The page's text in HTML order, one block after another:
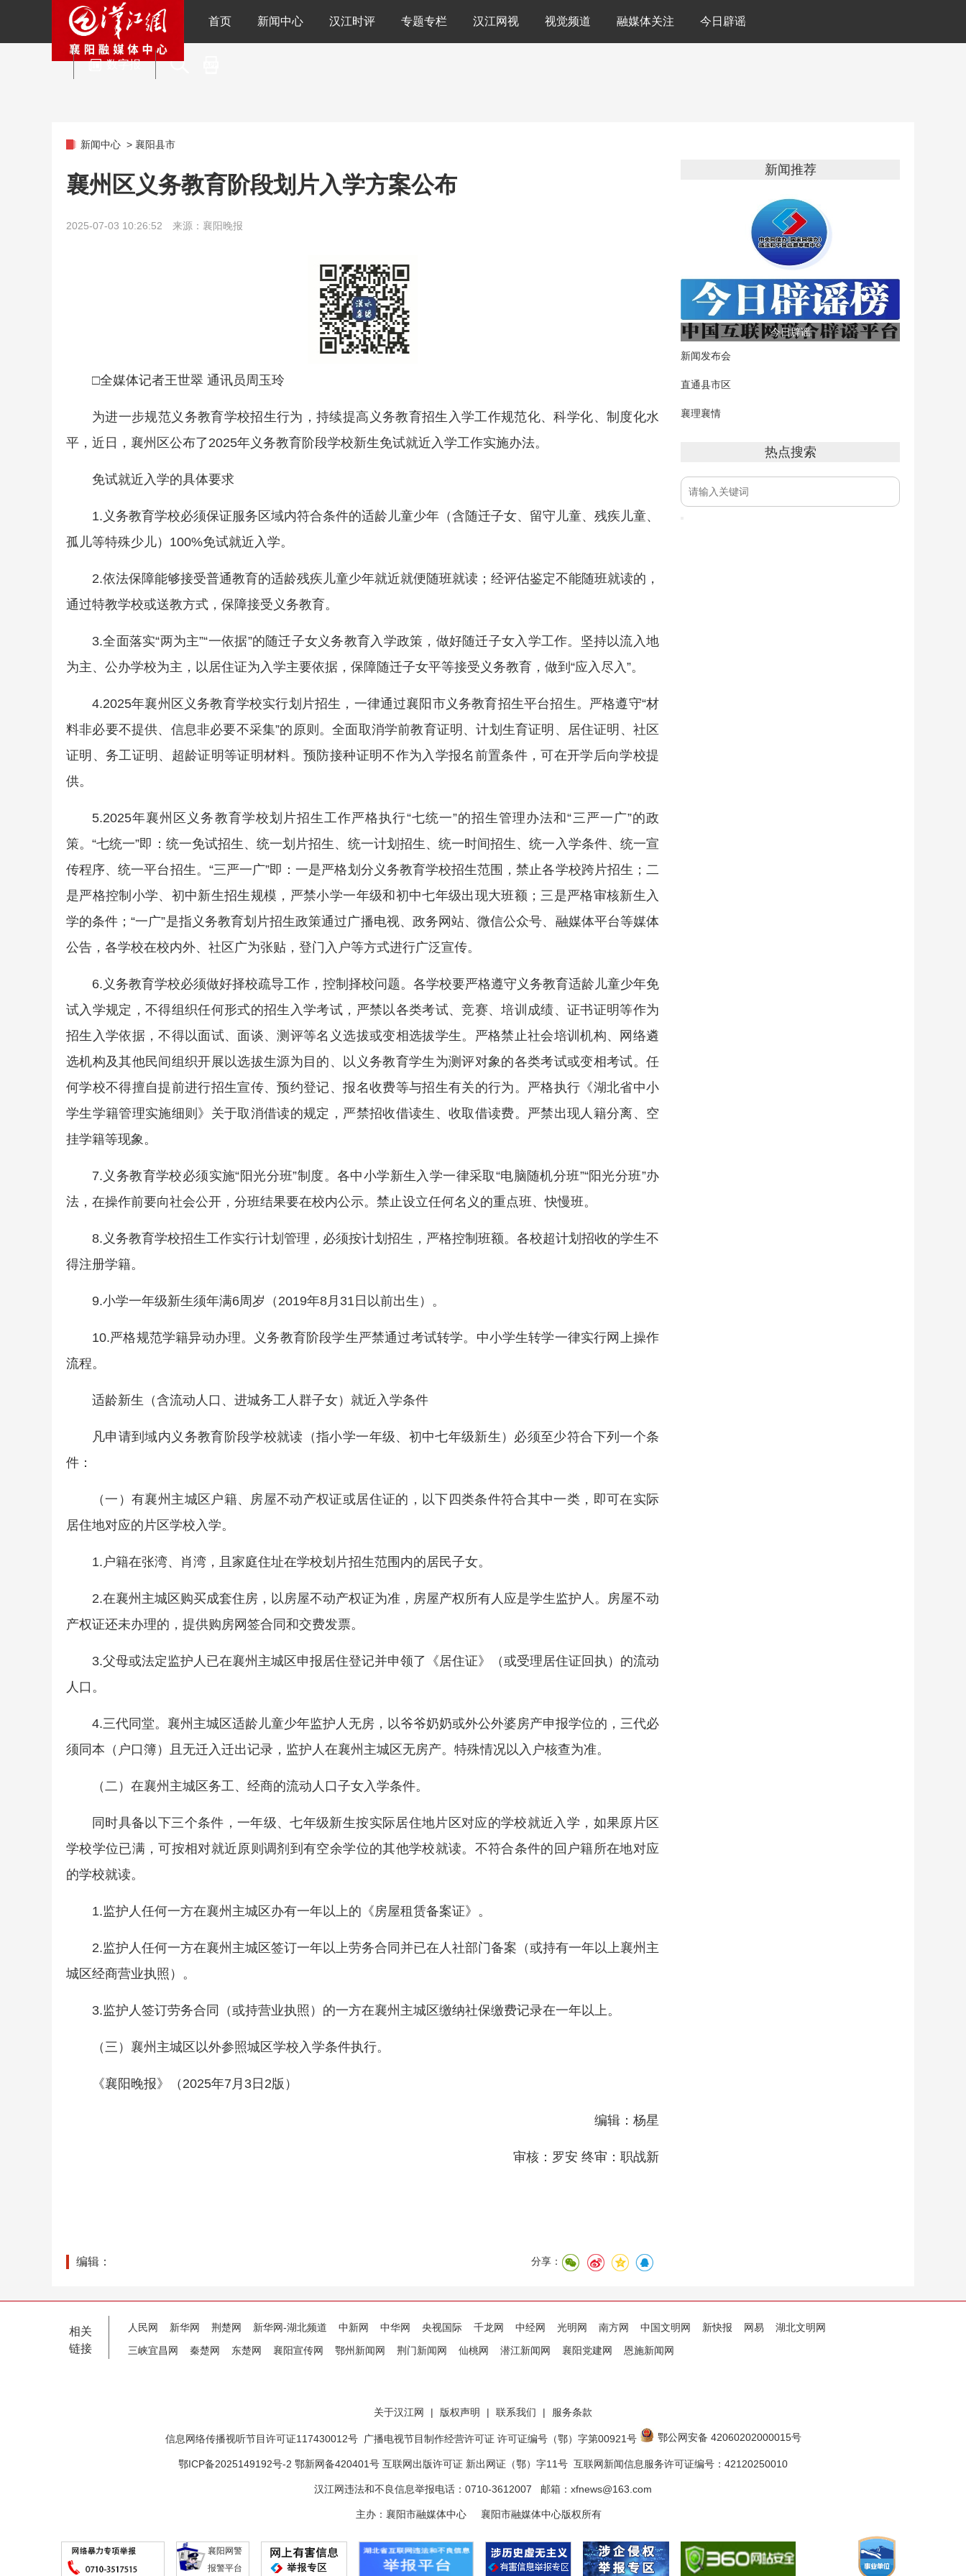
首页 新闻中心 汉江时评 专题专栏 汉江网视 视觉频道 融媒体关注 今日辟谣
数字报
新闻中心 > 襄阳县市
襄州区义务教育阶段划片入学方案公布
2025-07-03 10:26:52 来源：襄阳晚报
□全媒体记者王世翠 通讯员周玉玲
为进一步规范义务教育学校招生行为，持续提高义务教育招生入学工作规范化、科学化、制度化水
平，近日，襄州区公布了2025年义务教育阶段学校新生免试就近入学工作实施办法。
免试就近入学的具体要求
1.义务教育学校必须保证服务区域内符合条件的适龄儿童少年（含随迁子女、留守儿童、残疾儿童、
孤儿等特殊少儿）100%免试就近入学。
2.依法保障能够接受普通教育的适龄残疾儿童少年就近就便随班就读；经评估鉴定不能随班就读的，
通过特教学校或送教方式，保障接受义务教育。
3.全面落实“两为主”“一依据”的随迁子女义务教育入学政策，做好随迁子女入学工作。坚持以流入地
为主、公办学校为主，以居住证为入学主要依据，保障随迁子女平等接受义务教育，做到“应入尽入”。
4.2025年襄州区义务教育学校实行划片招生，一律通过襄阳市义务教育招生平台招生。严格遵守“材
料非必要不提供、信息非必要不采集”的原则。全面取消学前教育证明、计划生育证明、居住证明、社区
证明、务工证明、超龄证明等证明材料。预防接种证明不作为入学报名前置条件，可在开学后向学校提
供。
5.2025年襄州区义务教育学校划片招生工作严格执行“七统一”的招生管理办法和“三严一广”的政
策。“七统一”即：统一免试招生、统一划片招生、统一计划招生、统一时间招生、统一入学条件、统一宣
传程序、统一平台招生。“三严一广”即：一是严格划分义务教育学校招生范围，禁止各学校跨片招生；二
是严格控制小学、初中新生招生规模，严禁小学一年级和初中七年级出现大班额；三是严格审核新生入
学的条件；“一广”是指义务教育划片招生政策通过广播电视、政务网站、微信公众号、融媒体平台等媒体
公告，各学校在校内外、社区广为张贴，登门入户等方式进行广泛宣传。
6.义务教育学校必须做好择校疏导工作，控制择校问题。各学校要严格遵守义务教育适龄儿童少年免
试入学规定，不得组织任何形式的招生入学考试，严禁以各类考试、竞赛、培训成绩、证书证明等作为
招生入学依据，不得以面试、面谈、测评等名义选拔或变相选拔学生。严格禁止社会培训机构、网络遴
选机构及其他民间组织开展以选拔生源为目的、以义务教育学生为测评对象的各类考试或变相考试。任
何学校不得擅自提前进行招生宣传、预约登记、报名收费等与招生有关的行为。严格执行《湖北省中小
学生学籍管理实施细则》关于取消借读的规定，严禁招收借读生、收取借读费。严禁出现人籍分离、空
挂学籍等现象。
7.义务教育学校必须实施“阳光分班”制度。各中小学新生入学一律采取“电脑随机分班”“阳光分班”办
法，在操作前要向社会公开，分班结果要在校内公示。禁止设立任何名义的重点班、快慢班。
8.义务教育学校招生工作实行计划管理，必须按计划招生，严格控制班额。各校超计划招收的学生不
得注册学籍。
9.小学一年级新生须年满6周岁（2019年8月31日以前出生）。
10.严格规范学籍异动办理。义务教育阶段学生严禁通过考试转学。中小学生转学一律实行网上操作
流程。
适龄新生（含流动人口、进城务工人群子女）就近入学条件
凡申请到域内义务教育阶段学校就读（指小学一年级、初中七年级新生）必须至少符合下列一个条
件：
（一）有襄州主城区户籍、房屋不动产权证或居住证的，以下四类条件符合其中一类，即可在实际
居住地对应的片区学校入学。
1.户籍在张湾、肖湾，且家庭住址在学校划片招生范围内的居民子女。
2.在襄州主城区购买成套住房，以房屋不动产权证为准，房屋产权所有人应是学生监护人。房屋不动
产权证还未办理的，提供购房网签合同和交费发票。
3.父母或法定监护人已在襄州主城区申报居住登记并申领了《居住证》（或受理居住证回执）的流动
人口。
4.三代同堂。襄州主城区适龄儿童少年监护人无房，以爷爷奶奶或外公外婆房产申报学位的，三代必
须同本（户口簿）且无迁入迁出记录，监护人在襄州主城区无房产。特殊情况以入户核查为准。
（二）在襄州主城区务工、经商的流动人口子女入学条件。
同时具备以下三个条件，一年级、七年级新生按实际居住地片区对应的学校就近入学，如果原片区
学校学位已满，可按相对就近原则调剂到有空余学位的其他学校就读。不符合条件的回户籍所在地对应
的学校就读。
1.监护人任何一方在襄州主城区办有一年以上的《房屋租赁备案证》。
2.监护人任何一方在襄州主城区签订一年以上劳务合同并已在人社部门备案（或持有一年以上襄州主
城区经商营业执照）。
3.监护人签订劳务合同（或持营业执照）的一方在襄州主城区缴纳社保缴费记录在一年以上。
（三）襄州主城区以外参照城区学校入学条件执行。
《襄阳晚报》（2025年7月3日2版）
编辑：杨星
审核：罗安 终审：职战新
编辑： 分享：
新闻推荐
今日辟谣
新闻发布会
直通县市区
襄理襄情
热点搜索
相关
链接
人民网 新华网 荆楚网 新华网-湖北频道 中新网 中华网 央视国际 千龙网 中经网 光明网 南方网 中国文明网 新快报 网易
湖北文明网
三峡宜昌网
秦楚网 东楚网 襄阳宣传网 鄂州新闻网 荆门新闻网 仙桃网 潜江新闻网 襄阳党建网 恩施新闻网
关于汉江网 | 版权声明 | 联系我们 | 服务条款
信息网络传播视听节目许可证117430012号 广播电视节目制作经营许可证 许可证编号（鄂）字第00921号 鄂公网安备 42060202000015号
鄂ICP备2025149192号-2 鄂新网备420401号 互联网出版许可证 新出网证（鄂）字11号 互联网新闻信息服务许可证编号：42120250010
汉江网违法和不良信息举报电话：0710-3612007 邮箱：xfnews@163.com
主办：襄阳市融媒体中心 襄阳市融媒体中心版权所有
襄阳网警
报警平台